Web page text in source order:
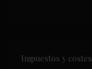
Impuestos y costes